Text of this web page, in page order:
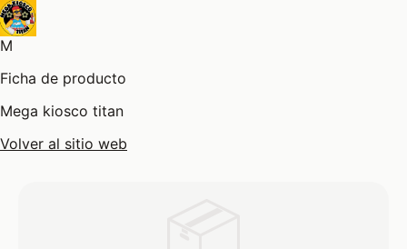
M
Ficha de producto
Mega kiosco titan
Volver al sitio web